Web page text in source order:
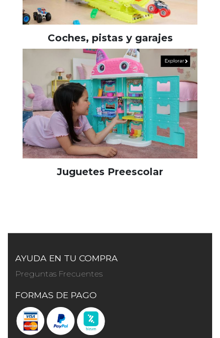
Coches, pistas y garajes
Juguetes Preescolar
AYUDA EN TU COMPRA
Preguntas Frecuentes
FORMAS DE PAGO